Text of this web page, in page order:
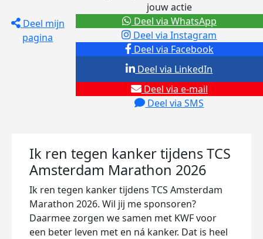
Deel mijn
pagina
jouw actie
Deel via Facebook
Deel via Instagram
Deel via e-mail
Deel via SMS
Deel via LinkedIn
Deel via WhatsApp
Ik ren tegen kanker tijdens TCS
Amsterdam Marathon 2026
Ik ren tegen kanker tijdens TCS Amsterdam
Marathon 2026. Wil jij me sponsoren?
Daarmee zorgen we samen met KWF voor
een beter leven met en ná kanker. Dat is heel